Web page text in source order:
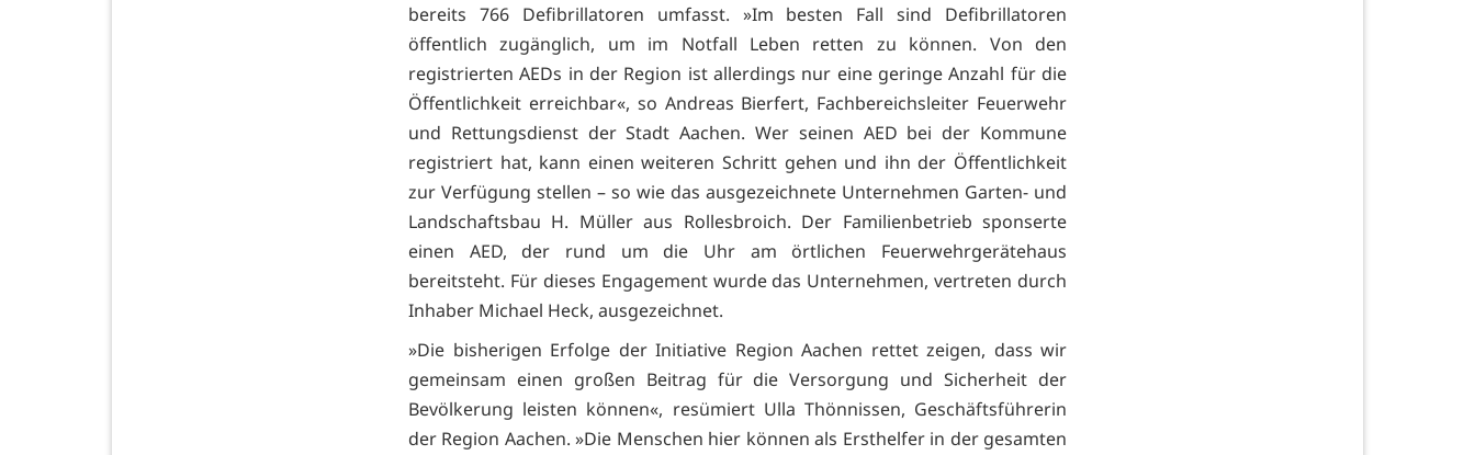
bereits 766 Defibrillatoren umfasst. »Im besten Fall sind Defibrillatoren
öffentlich zugänglich, um im Notfall Leben retten zu können. Von den
registrierten AEDs in der Region ist allerdings nur eine geringe Anzahl für die
Öffentlichkeit erreichbar«, so Andreas Bierfert, Fachbereichsleiter Feuerwehr
und Rettungsdienst der Stadt Aachen. Wer seinen AED bei der Kommune
registriert hat, kann einen weiteren Schritt gehen und ihn der Öffentlichkeit
zur Verfügung stellen – so wie das ausgezeichnete Unternehmen Garten- und
Landschaftsbau H. Müller aus Rollesbroich. Der Familienbetrieb sponserte
einen AED, der rund um die Uhr am örtlichen Feuerwehrgerätehaus
bereitsteht. Für dieses Engagement wurde das Unternehmen, vertreten durch
Inhaber Michael Heck, ausgezeichnet.
»Die bisherigen Erfolge der Initiative Region Aachen rettet zeigen, dass wir
gemeinsam einen großen Beitrag für die Versorgung und Sicherheit der
Bevölkerung leisten können«, resümiert Ulla Thönnissen, Geschäftsführerin
der Region Aachen. »Die Menschen hier können als Ersthelfer in der gesamten